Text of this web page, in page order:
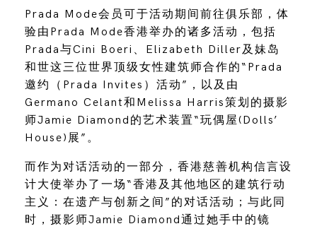
Prada Mode会员可于活动期间前往俱乐部，体
验由Prada Mode香港举办的诸多活动，包括
Prada与Cini Boeri、Elizabeth Diller及妹岛
和世这三位世界顶级女性建筑师合作的“Prada
邀约（Prada Invites）活动”，以及由
Germano Celant和Melissa Harris策划的摄影
师Jamie Diamond的艺术装置“玩偶屋(Dolls’
House)展”。
而作为对话活动的一部分，香港慈善机构信言设
计大使举办了一场“香港及其他地区的建筑行动
主义：在遗产与创新之间”的对话活动；与此同
时，摄影师Jamie Diamond通过她手中的镜